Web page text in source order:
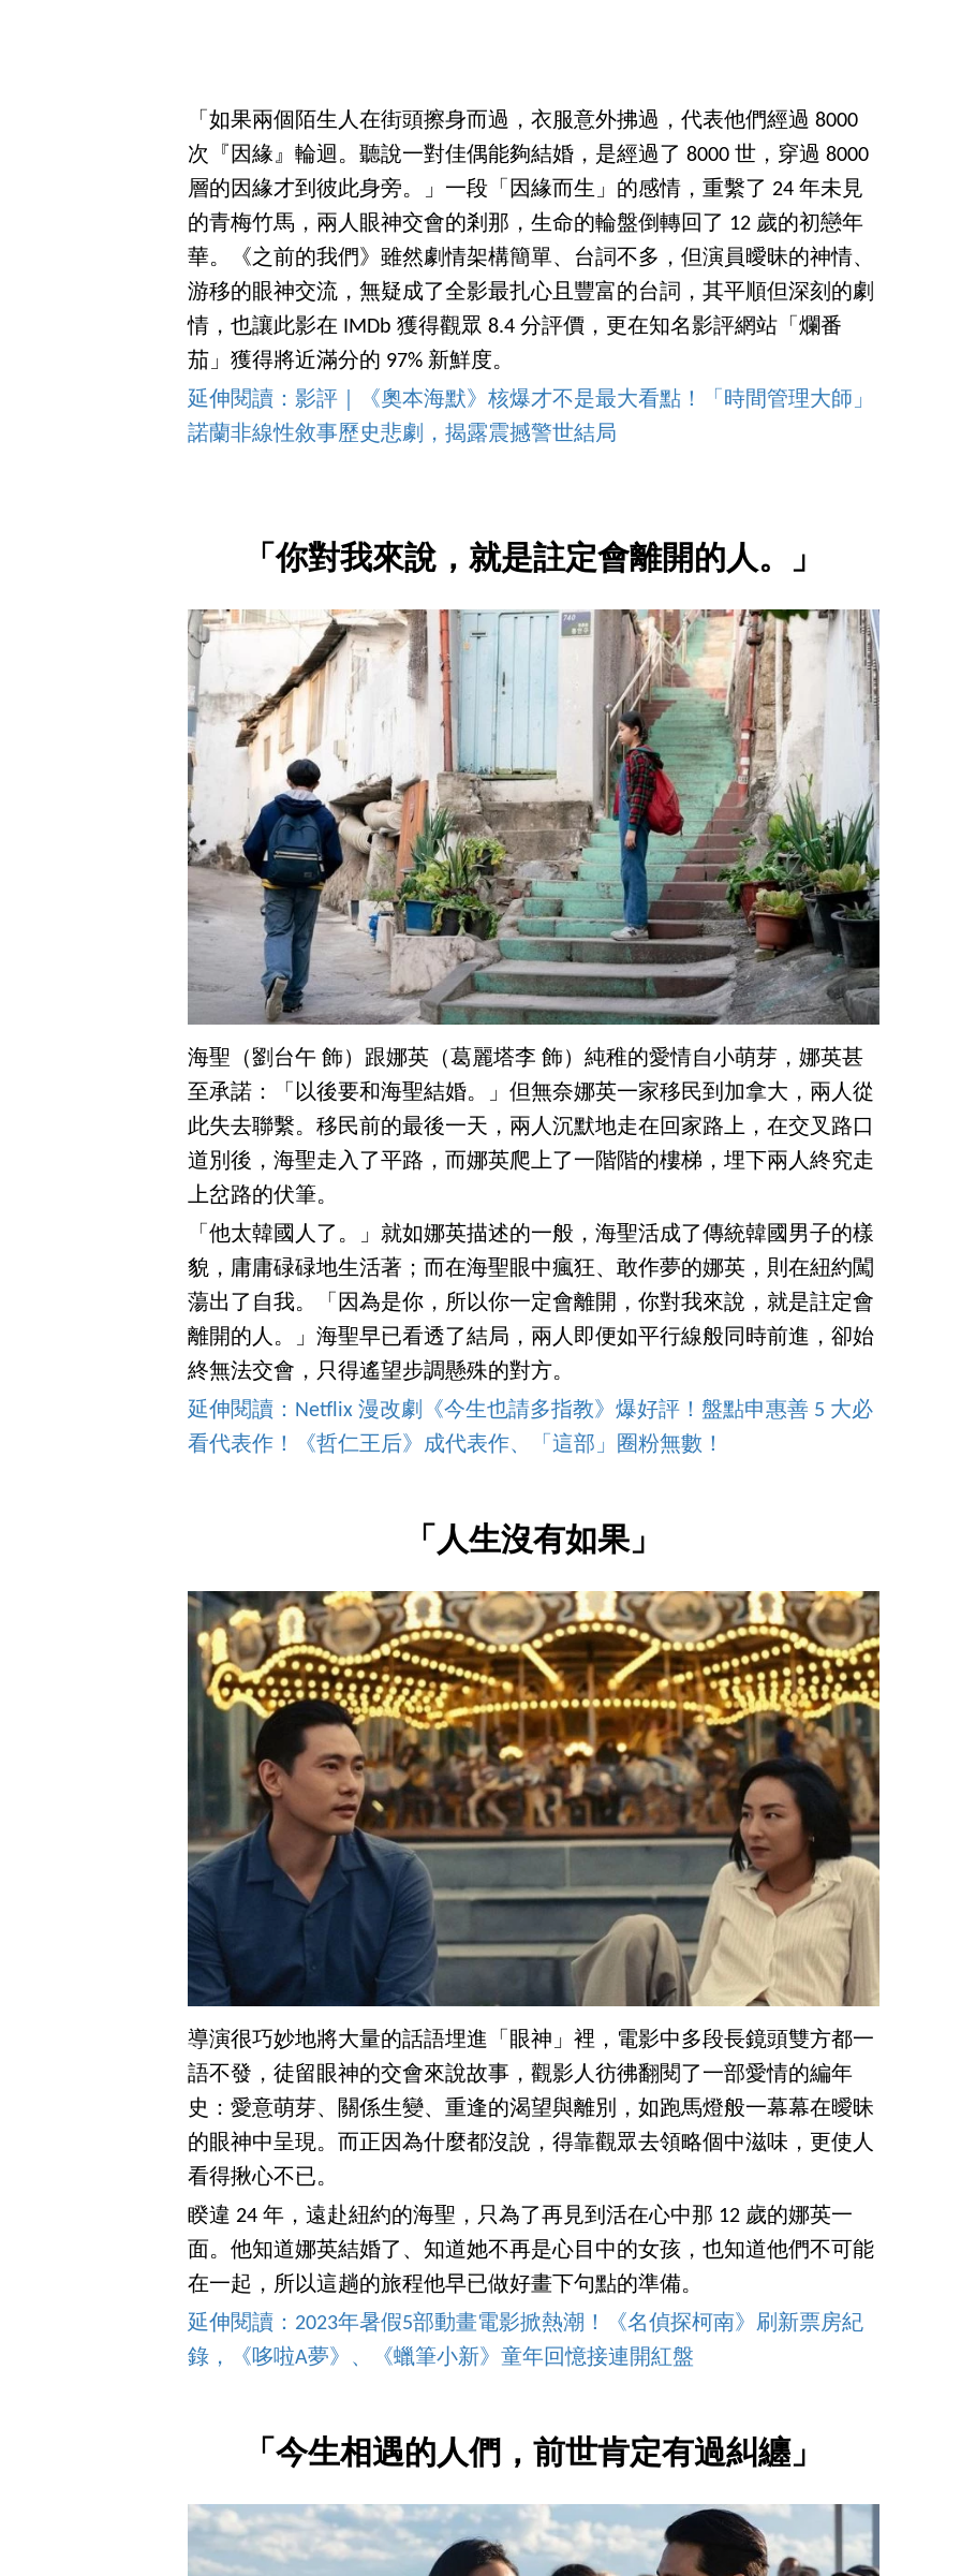
「如果兩個陌生人在街頭擦身而過，衣服意外拂過，代表他們經過 8000
次『因緣』輪迴。聽說一對佳偶能夠結婚，是經過了 8000 世，穿過 8000
層的因緣才到彼此身旁。」一段「因緣而生」的感情，重繫了 24 年未見
的青梅竹馬，兩人眼神交會的剎那，生命的輪盤倒轉回了 12 歲的初戀年
華。《之前的我們》雖然劇情架構簡單、台詞不多，但演員曖昧的神情、
游移的眼神交流，無疑成了全影最扎心且豐富的台詞，其平順但深刻的劇
情，也讓此影在 IMDb 獲得觀眾 8.4 分評價，更在知名影評網站「爛番
茄」獲得將近滿分的 97% 新鮮度。
延伸閱讀：影評｜《奧本海默》核爆才不是最大看點！「時間管理大師」
諾蘭非線性敘事歷史悲劇，揭露震撼警世結局
「你對我來說，就是註定會離開的人。」
海聖（劉台午 飾）跟娜英（葛麗塔李 飾）純稚的愛情自小萌芽，娜英甚
至承諾：「以後要和海聖結婚。」但無奈娜英一家移民到加拿大，兩人從
此失去聯繫。移民前的最後一天，兩人沉默地走在回家路上，在交叉路口
道別後，海聖走入了平路，而娜英爬上了一階階的樓梯，埋下兩人終究走
上岔路的伏筆。
「他太韓國人了。」就如娜英描述的一般，海聖活成了傳統韓國男子的樣
貌，庸庸碌碌地生活著；而在海聖眼中瘋狂、敢作夢的娜英，則在紐約闖
蕩出了自我。「因為是你，所以你一定會離開，你對我來說，就是註定會
離開的人。」海聖早已看透了結局，兩人即便如平行線般同時前進，卻始
終無法交會，只得遙望步調懸殊的對方。
延伸閱讀：Netflix 漫改劇《今生也請多指教》爆好評！盤點申惠善 5 大必
看代表作！《哲仁王后》成代表作、「這部」圈粉無數！
「人生沒有如果」
導演很巧妙地將大量的話語埋進「眼神」裡，電影中多段長鏡頭雙方都一
語不發，徒留眼神的交會來說故事，觀影人彷彿翻閱了一部愛情的編年
史：愛意萌芽、關係生變、重逢的渴望與離別，如跑馬燈般一幕幕在曖昧
的眼神中呈現。而正因為什麼都沒說，得靠觀眾去領略個中滋味，更使人
看得揪心不已。
睽違 24 年，遠赴紐約的海聖，只為了再見到活在心中那 12 歲的娜英一
面。他知道娜英結婚了、知道她不再是心目中的女孩，也知道他們不可能
在一起，所以這趟的旅程他早已做好畫下句點的準備。
延伸閱讀：2023年暑假5部動畫電影掀熱潮！《名偵探柯南》刷新票房紀
錄，《哆啦A夢》、《蠟筆小新》童年回憶接連開紅盤
「今生相遇的人們，前世肯定有過糾纏」